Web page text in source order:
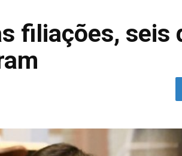
filiações, seis